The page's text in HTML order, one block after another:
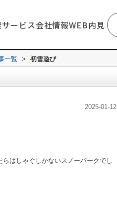
サービス会社情報WEB内見
一覧 > 初雪遊び
2025-01-12
はしゃぐしかないスノーパークでし